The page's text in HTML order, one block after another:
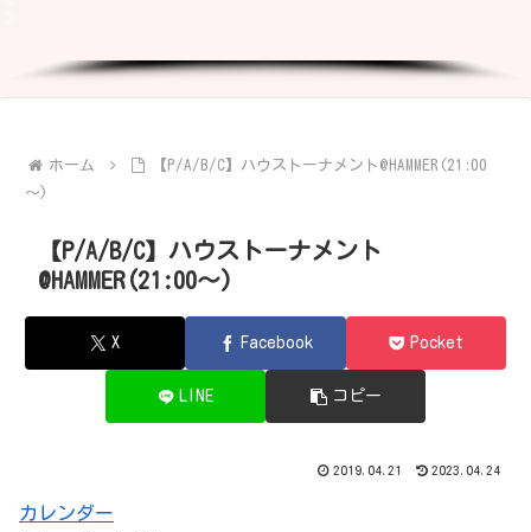
ホーム
【P/A/B/C】ハウストーナメント@HAMMER(21:00
～)
【P/A/B/C】ハウストーナメント
@HAMMER(21:00～)
X Facebook Pocket
LINE コピー
2019.04.21 2023.04.24
カレンダー